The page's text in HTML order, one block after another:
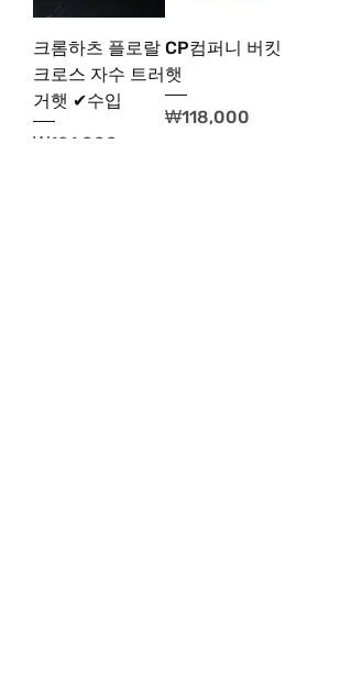
크롬하츠 플로랄
크로스 자수 트러
거햇 ✔수입
가격
₩101,000
CP컴퍼니 버킷
햇
가격
₩118,000